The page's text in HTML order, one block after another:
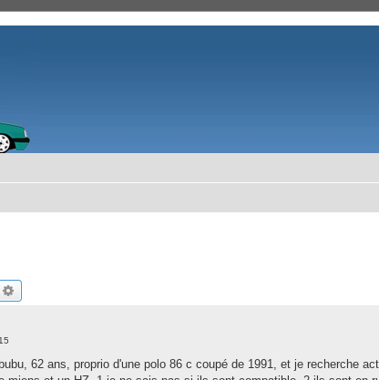
62 ans, proprio d'une polo 86 c coupé de 1991, et je recherche